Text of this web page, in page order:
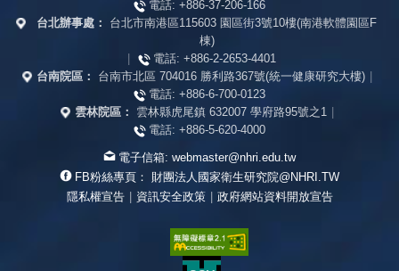
電話: +886-37-206-166
台北辦事處：
台北市南港區115603 園區街3號10樓(南港軟體園區F
棟)
|
電話: +886-2-2653-4401
台南院區：
台南市北區 704016 勝利路367號(統一健康研究大樓) |
電話: +886-6-700-0123
雲林院區：
雲林縣虎尾鎮 632007 學府路95號之1 |
電話: +886-5-620-4000
電子信箱: webmaster@nhri.edu.tw
FB粉絲專頁：
財團法人國家衛生研究院@NHRI.TW
隱私權宣告 | 資訊安全政策 | 政府網站資料開放宣告